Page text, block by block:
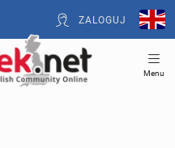
ZALOGUJ
Menu